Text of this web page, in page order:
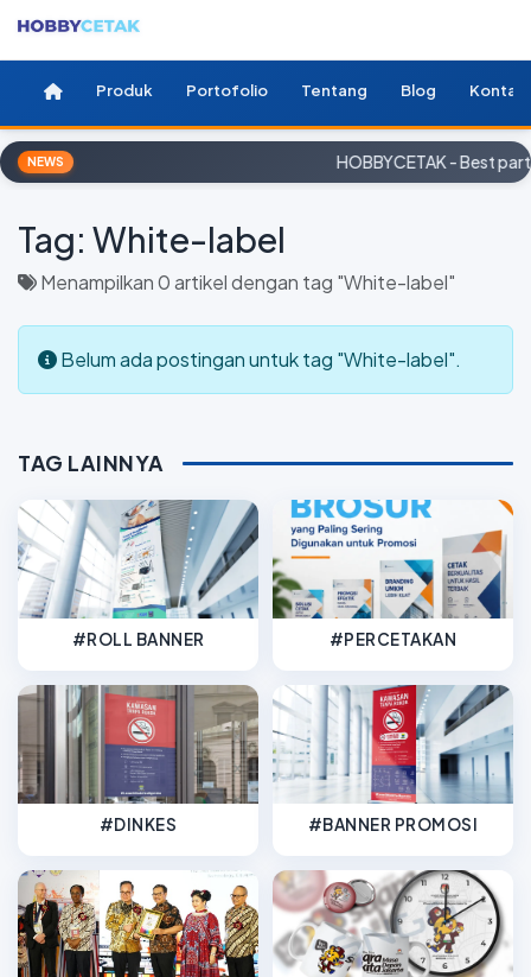
Produk Portofolio Tentang Blog Kontak
NEWS HOBBYCETAK - Best
Tag: White-label
Menampilkan 0 artikel dengan tag "White-label"
Belum ada postingan untuk tag "White-label".
TAG LAINNYA
#ROLL BANNER #PERCETAKAN
#DINKES #BANNER PROMOSI